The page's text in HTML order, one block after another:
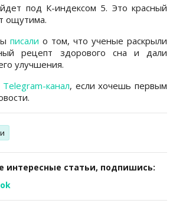
под К-индексом 5. Это красный
ощутима.
писали о том, что ученые раскрыли
рецепт здорового сна и дали
улучшения.
Telegram-канал, если хочешь первым
интересные статьи, подпишись: